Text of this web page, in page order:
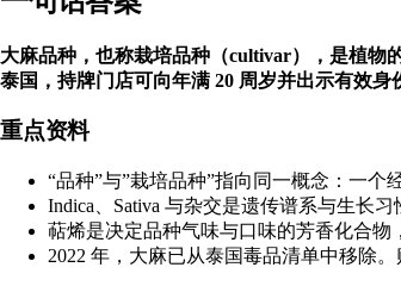
大麻品种，也称栽培品种（cultivar），是植物
泰国，持牌门店可向年满 20 周岁并出示有效身
重点资料
“品种”与”栽培品种”指向同一概念：一个
Indica、Sativa 与杂交是遗传谱系与生长
萜烯是决定品种气味与口味的芳香化合物
2022 年，大麻已从泰国毒品清单中移除